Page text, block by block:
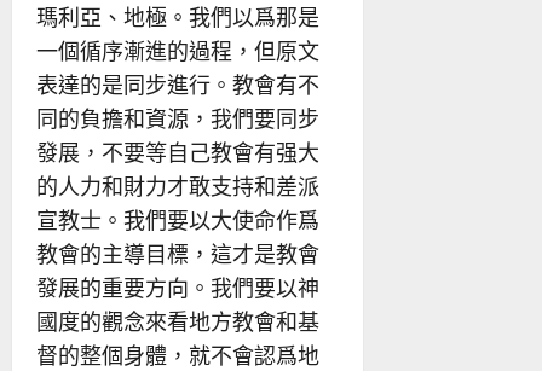
瑪利亞、地極。我們以爲那是
一個循序漸進的過程，但原文
表達的是同步進行。教會有不
同的負擔和資源，我們要同步
發展，不要等自己教會有强大
的人力和財力才敢支持和差派
宣教士。我們要以大使命作爲
教會的主導目標，這才是教會
發展的重要方向。我們要以神
國度的觀念來看地方教會和基
督的整個身體，就不會認爲地